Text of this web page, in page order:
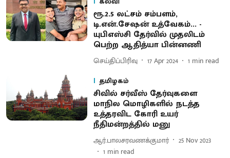
ரூ.2.5 லட்சம் சம்பளம்,
டி.என்.சேஷன் உத்வேகம்... -
யுபிஎஸ்சி தேர்வில் முதலிடம்
பெற்ற ஆதித்யா பின்னணி
செய்திப்பிரிவு 17 Apr 2024 1 min read
தமிழகம்
சிவில் சர்வீஸ் தேர்வுகளை
மாநில மொழிகளில் நடத்த
உத்தரவிட கோரி உயர்
நீதிமன்றத்தில் மனு
ஆர்.பாலசரவணக்குமார்
25 Nov 2023
1 min read